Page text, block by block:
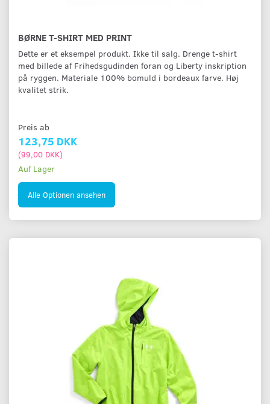
BØRNE T-SHIRT MED PRINT
Dette er et eksempel produkt. Ikke til salg. Drenge t-shirt
med billede af Frihedsgudinden foran og Liberty inskription
på ryggen. Materiale 100% bomuld i bordeaux farve. Høj
kvalitet strik.
Preis ab
123,75 DKK
(99,00 DKK)
Auf Lager
Alle Optionen ansehen